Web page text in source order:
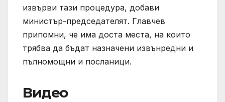
извърви тази процедура, добави
министър-председателят. Главчев
припомни, че има доста места, на които
трябва да бъдат назначени извънредни и
пълномощни и посланици.
Видео